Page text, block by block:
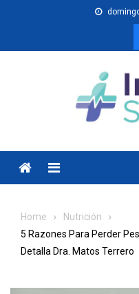
Menu
Home
Nutrición
5 Razones Para Perder
Detalla Dra. Matos Terrero